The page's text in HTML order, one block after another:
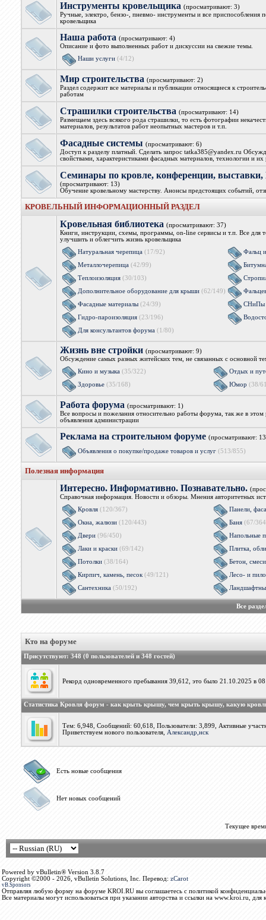
Инструменты кровельщика (просматривают: 3)
Ручные, электро, бензо-, пневмо- инструменты и все приспособления
кровельщика
Наша работа (просматривают: 4)
Описание и фото выполненных работ и дискуссии на свежие темы.
Наши услуги(4/12)
Мир строительства (просматривают: 2)
Раздел содержит все материалы и публикации относящиеся к
работам
Страшилки строительства (просматривают: 14)
Размещаем здесь всякого рода страшилки, то есть фотографии
материалов, результатов работ неопытных мастеров и т.п.
Фасадные системы (просматривают: 6)
Доступ к разделу платный. Сделать запрос tatka385@yandex.ru
свойствами, характеристиками фасадных материалов, технологии и их
Семинары по кровле, конференции,
(просматривают: 13)
Обучение кровельному мастерству. Анонсы предстоящих событий,
КРОВЕЛЬНЫЙ ИНФОРМАЦИОННЫЙ РАЗДЕЛ
Кровельная библиотека (просматривают: 37)
Книги, инструкции, схемы, программы, on-line сервисы и т.п. Все для
улучшить и облегчить жизнь кровельщика
Натуральная черепица(17/92)
Фальц
Металлочерепица(42/99)
Теплоизоляция(30/103)
Дополнительное оборудование для крыши(62/149)
Фасадные материалы(24/39)
СНиПы
Гидро-пароизоляция(23/196)
Для консультантов форума(1/80)
Жизнь вне стройки (просматривают: 9)
Обсуждение самых разных житейских тем, не связанных с основной
Кино и музыка(35/322)
Отдых и
Здоровье(35/168) Юмор (38/
Работа форума (просматривают: 1)
Все вопросы и пожелания относительно работы форума, так же в этом
объявления администрации
Реклама на строительном форуме (просматривают:
Объявления о покупке/продаже товаров и услуг(513/855)
Полезная информация
Интересно. Информативно. Познавательно.
Справочная информация. Новости и обзоры. Мнения авторитетных
Кровля(120/367)
Панели,
Окна, жалюзи(120/443) Баня(67/
Двери(96/450)
Напольные
Лаки и краски(69/142)
Плитка,
Потолки(38/164) Бетон, смеси
Кирпич, камень, песок(49/121)
Лесо- и
Сантехника(50/192)
Все
Кто на форуме
Присутствуют: 348 (0 пользователей и 348 гостей)
Рекорд одновременного пребывания 39,612, это было 21.10.2025 в
Статистика Кровля форум - как крыть крышу, чем крыть крышу, какую
Тем: 6,948, Сообщений: 60,618, Пользователи: 3,899, Активные
Приветствуем нового пользователя, Александр,нск
Есть новые сообщения
Нет новых сообщений
Текущее
Powered by vBulletin® Version 3.8.7
Copyright ©2000 - 2026, vBulletin Solutions, Inc. Перевод: zCarot
vB.Sponsors
Отправляя любую форму на форуме KROI.RU вы соглашаетесь с политикой
Все материалы могут использоваться при указании авторства и ссылки на www.kroi.ru, для